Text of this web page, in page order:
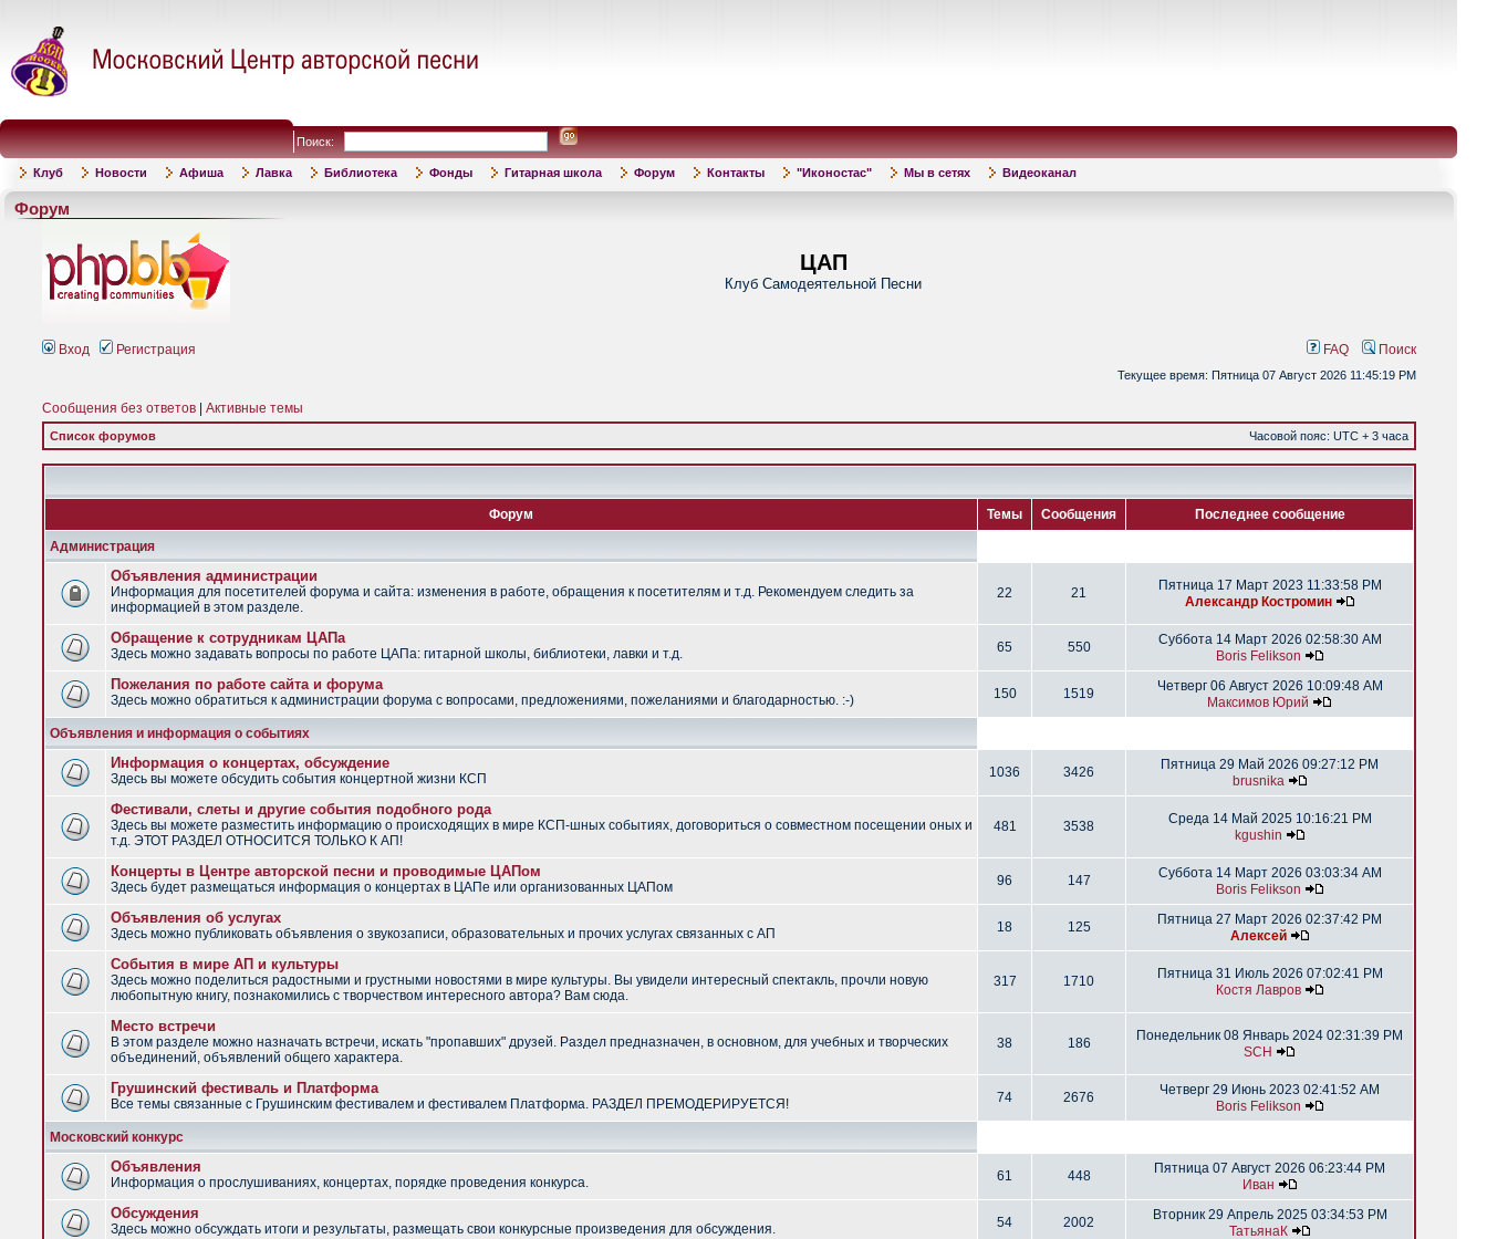
Поиск:
Клуб Новости Афиша Лавка Библиотека Фонды Гитарная школа Форум Контакты "Иконостас" Мы в сетях Видеоканал
Форум
ЦАП
Клуб Самодеятельной Песни
Вход Регистрация FAQ Поиск
Текущее время: Пятница 07 Август 2026 11:45:19 PM
Сообщения без ответов Активные темы
Список форумов Часовой пояс: UTC + 3 часа
Форум Темы Сообщения Последнее сообщение
Администрация
Объявления администрации
Информация для посетителей форума и сайта: изменения в работе, обращения к посетителям и т.д. Рекомендуем следить за
информацией в этом разделе.
22 21
Пятница 17 Март 2023 11:33:58 PM
Александр Костромин
Обращение к сотрудникам ЦАПа
Здесь можно задавать вопросы по работе ЦАПа: гитарной школы, библиотеки, лавки и т.д. 65 550
Суббота 14 Март 2026 02:58:30 AM
Boris Felikson
Пожелания по работе сайта и форума
Здесь можно обратиться к администрации форума с вопросами, предложениями, пожеланиями и благодарностью. :-) 150 1519
Четверг 06 Август 2026 10:09:48 AM
Максимов Юрий
Объявления и информация о событиях
Информация о концертах, обсуждение
Здесь вы можете обсудить события концертной жизни КСП 1036 3426
Пятница 29 Май 2026 09:27:12 PM
brusnika
Фестивали, слеты и другие события подобного рода
Здесь вы можете разместить информацию о происходящих в мире КСП-шных событиях, договориться о совместном посещении оных и
т.д. ЭТОТ РАЗДЕЛ ОТНОСИТСЯ ТОЛЬКО К АП!
481 3538
Среда 14 Май 2025 10:16:21 PM
kgushin
Концерты в Центре авторской песни и проводимые ЦАПом
Здесь будет размещаться информация о концертах в ЦАПе или организованных ЦАПом 96 147
Суббота 14 Март 2026 03:03:34 AM
Boris Felikson
Объявления об услугах
Здесь можно публиковать объявления о звукозаписи, образовательных и прочих услугах связанных с АП 18 125
Пятница 27 Март 2026 02:37:42 PM
Алексей
События в мире АП и культуры
Здесь можно поделиться радостными и грустными новостями в мире культуры. Вы увидели интересный спектакль, прочли новую
любопытную книгу, познакомились с творчеством интересного автора? Вам сюда.
317 1710
Пятница 31 Июль 2026 07:02:41 PM
Костя Лавров
Место встречи
В этом разделе можно назначать встречи, искать "пропавших" друзей. Раздел предназначен, в основном, для учебных и творческих
объединений, объявлений общего характера.
38 186
Понедельник 08 Январь 2024 02:31:39 PM
SCH
Грушинский фестиваль и Платформа
Все темы связанные с Грушинским фестивалем и фестивалем Платформа. РАЗДЕЛ ПРЕМОДЕРИРУЕТСЯ! 74 2676
Четверг 29 Июнь 2023 02:41:52 AM
Boris Felikson
Московский конкурс
Объявления
Информация о прослушиваниях, концертах, порядке проведения конкурса. 61 448
Пятница 07 Август 2026 06:23:44 PM
Иван
Обсуждения
Здесь можно обсуждать итоги и результаты, размещать свои конкурсные произведения для обсуждения. 54 2002
Вторник 29 Апрель 2025 03:34:53 PM
ТатьянаК